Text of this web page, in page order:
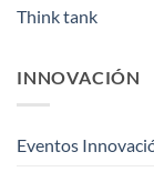
Think tank
INNOVACIÓN
Eventos